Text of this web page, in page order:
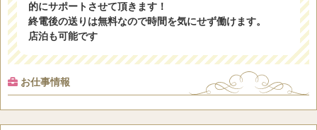
的にサポートさせて頂きます！
終電後の送りは無料なので時間を気にせず働けます。
店泊も可能です
お仕事情報